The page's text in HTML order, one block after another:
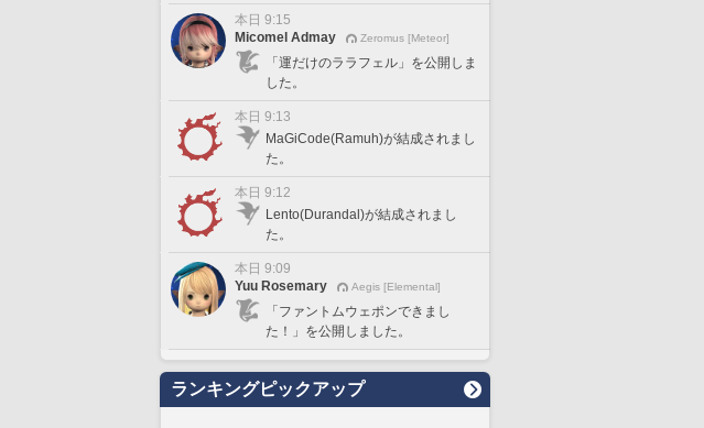
本日 9:15
Micomel Admay
Zeromus [Meteor]
「運だけのララフェル」を公開しま
した。
本日 9:13
MaGiCode(Ramuh)が結成されまし
た。
本日 9:12
Lento(Durandal)が結成されまし
た。
本日 9:09
Yuu Rosemary
Aegis [Elemental]
「ファントムウェポンできまし
た！」を公開しました。
ランキングピックアップ